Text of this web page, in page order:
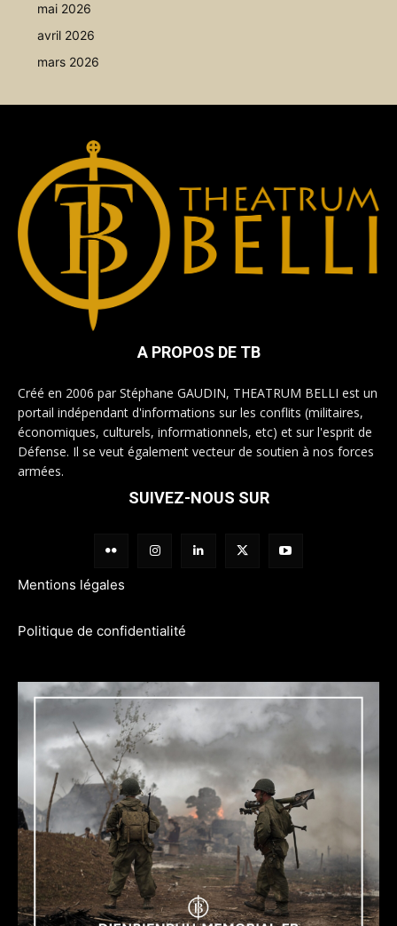
mai 2026
avril 2026
mars 2026
A PROPOS DE TB
Créé en 2006 par Stéphane GAUDIN, THEATRUM BELLI est un
portail indépendant d'informations sur les conflits (militaires,
économiques, culturels, informationnels, etc) et sur l'esprit de
Défense. Il se veut également vecteur de soutien à nos forces
armées.
SUIVEZ-NOUS SUR
Mentions légales
Politique de confidentialité